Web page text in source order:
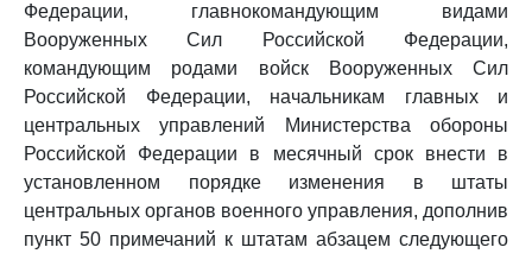
Федерации, главнокомандующим видами
Вооруженных Сил Российской Федерации,
командующим родами войск Вооруженных Сил
Российской Федерации, начальникам главных и
центральных управлений Министерства обороны
Российской Федерации в месячный срок внести в
установленном порядке изменения в штаты
центральных органов военного управления, дополнив
пункт 50 примечаний к штатам абзацем следующего